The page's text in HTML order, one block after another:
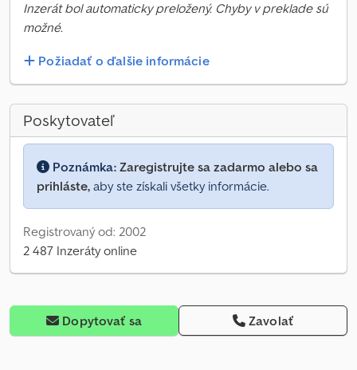
Inzerát bol automaticky preložený. Chyby v preklade sú
možné.
Požiadať o ďalšie informácie
Poskytovateľ
Poznámka: Zaregistrujte sa zadarmo alebo sa
prihláste, aby ste získali všetky informácie.
Registrovaný od: 2002
2 487 Inzeráty online
Dopytovať sa Zavolať